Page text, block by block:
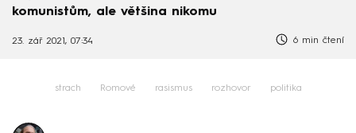
komunistům, ale většina nikomu
23. zář 2021, 07:34 6 min čtení
strach Romové rasismus rozhovor politika